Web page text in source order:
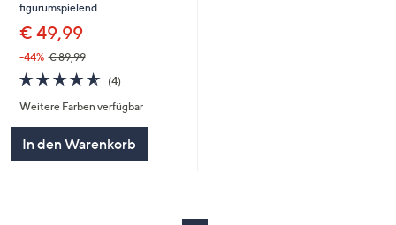
figurumspielend
€ 49,99
-44% € 89,99
4.5
von
5
(4)4
Weitere Farben verfügbar
In den Warenkorb